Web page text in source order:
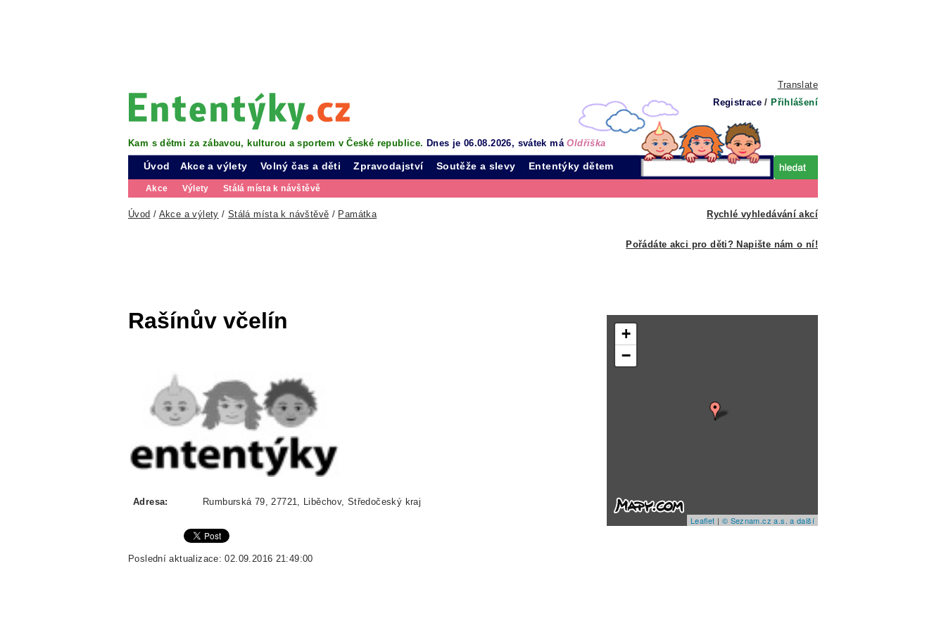
Translate
Registrace / Přihlášení
Kam s dětmi za zábavou, kulturou a sportem v České republice. Dnes je 06.08.2026, svátek máOldřiška
Úvod Akce a výlety
Akce Výlety Stálá místa k návštěvě
Volný čas a děti Zpravodajství Soutěže a slevy Ententýky dětem
Rychlé vyhledávání akcí
Úvod / Akce a výlety / Stálá místa k návštěvě / Památka
Pořádáte akci pro děti? Napište nám o ní!
Rašínův včelín
Adresa: Rumburská 79, 27721, Liběchov, Středočeský kraj
Poslední aktualizace: 02.09.2016 21:49:00
+
−
Leaflet | © Seznam.cz a.s. a další